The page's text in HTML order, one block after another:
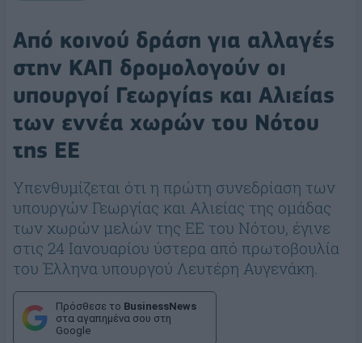
Από κοινού δράση για αλλαγές
στην ΚΑΠ δρομολογούν οι
υπουργοί Γεωργίας και Αλιείας
των εννέα χωρών του Νότου
της ΕΕ
Υπενθυμίζεται ότι η πρώτη συνεδρίαση των
υπουργών Γεωργίας και Αλιείας της ομάδας
των χωρών μελών της ΕΕ του Νότου, έγινε
στις 24 Ιανουαρίου ύστερα από πρωτοβουλία
του Έλληνα υπουργού Λευτέρη Αυγενάκη.
Πρόσθεσε το BusinessNews
στα αγαπημένα σου στη
Google